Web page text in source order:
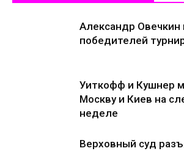
Александр Овечкин
победителей
Уиткофф и Кушнер
Москву и Киев на
неделе
Верховный суд